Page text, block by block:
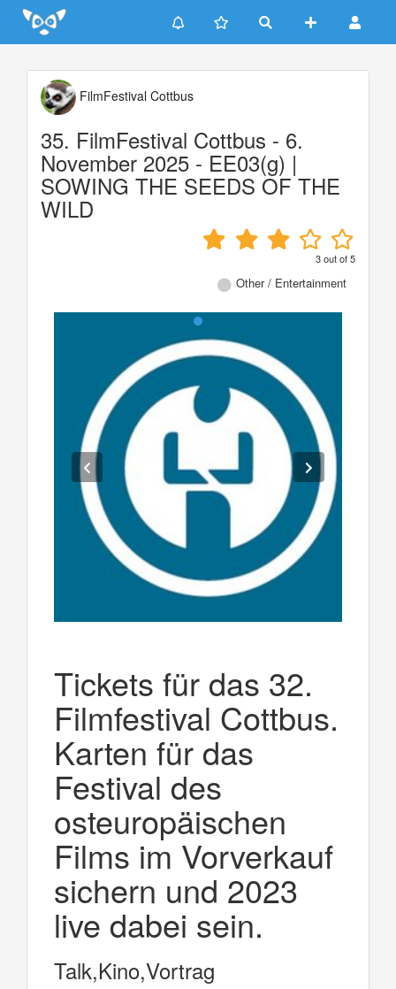
Update cookies preferences
FilmFestival Cottbus
35. FilmFestival Cottbus - 6.
November 2025 - EE03(g) |
SOWING THE SEEDS OF THE
WILD
3out of5
Other / Entertainment
Tickets für das 32.
Filmfestival Cottbus.
Karten für das
Festival des
osteuropäischen
Films im Vorverkauf
sichern und 2023
live dabei sein.
Talk,Kino,Vortrag